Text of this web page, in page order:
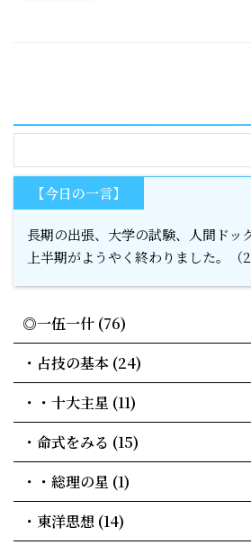
【今日の一言】
長期の出張、大学の試験、人間ドッ
上半期がようやく終わりました。（
◎一伍一什 (76)
・占技の基本 (24)
・・十大主星 (11)
・命式をみる (15)
・・総理の星 (1)
・東洋思想 (14)